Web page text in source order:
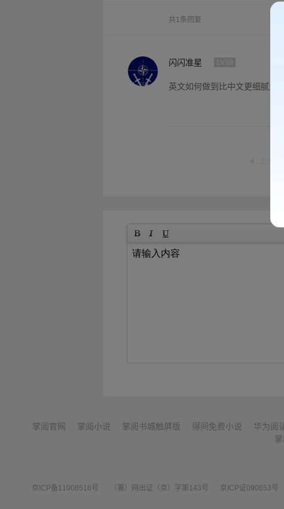
共1条回复
闪闪准星
英文如何做到比中文更细腻生
掌阅官网 掌阅小说 掌阅书城触屏版 得间免费小说 华为阅
京ICP备11008516号 （署）网出证（京）字第143号 京ICP证090653号